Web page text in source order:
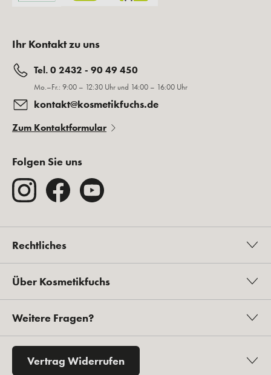
Ihr Kontakt zu uns
Tel. 0 2432 - 90 49 450
Mo.–Fr.: 9:00 – 12:30 Uhr und 14:00 – 16:00 Uhr
kontakt@kosmetikfuchs.de
Zum Kontaktformular
Folgen Sie uns
Rechtliches
Über Kosmetikfuchs
Weitere Fragen?
Vertrag Widerrufen